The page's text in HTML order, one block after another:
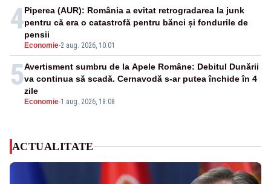
4
Economie-2 aug. 2026, 10:01
Piperea (AUR): România a evitat retrogradarea la junk
pentru că era o catastrofă pentru bănci și fondurile de
pensii
5
Economie-1 aug. 2026, 18:08
Avertisment sumbru de la Apele Române: Debitul Dunării
va continua să scadă. Cernavodă s-ar putea închide în 4
zile
ACTUALITATE